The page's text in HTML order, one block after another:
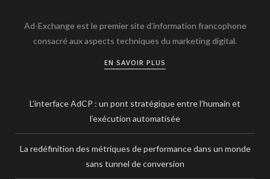
Ad-Exchange est le premier site d’information francophone
consacré aux aspects techniques du marketing digital.
EN SAVOIR PLUS
L’interface AdCP : un pont stratégique entre l’humain et
l’exécution automatisée
La redéfinition des métriques de performance dans un monde
sans tunnel de conversion